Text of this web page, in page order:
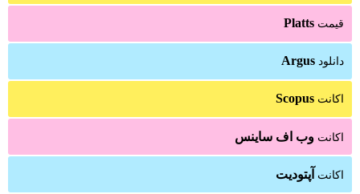
قیمت Platts
دانلود Argus
اکانت Scopus
اکانت وب اف ساینس
اکانت آپتودیت